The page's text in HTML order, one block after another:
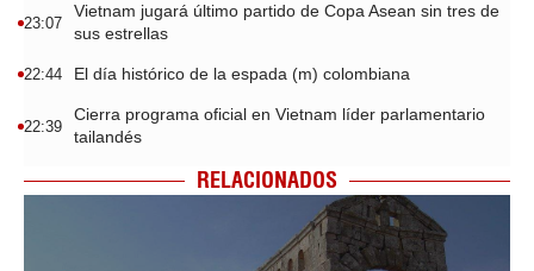
23:07
Vietnam jugará último partido de Copa Asean sin tres de
sus estrellas
22:44 El día histórico de la espada (m) colombiana
22:39
Cierra programa oficial en Vietnam líder parlamentario
tailandés
RELACIONADOS